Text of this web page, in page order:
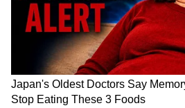
ಜ್ಯೋತಿಷ್ಯಶಾಸ್ತ್ರಜ್ಞರ ಪ್ರಕಾರ,
ಮನೆಗಳ ಮೇಲೆ ವಿಭಿನ್ನ
ದಶಾದ ಋಣಾತ್ಮಕ ಪರಿಣಾಮಗಳು
ತಪ್ಪಿಸಲು ಪರಿಹಾರವನ್ನು
RECOMMENDED STORIES